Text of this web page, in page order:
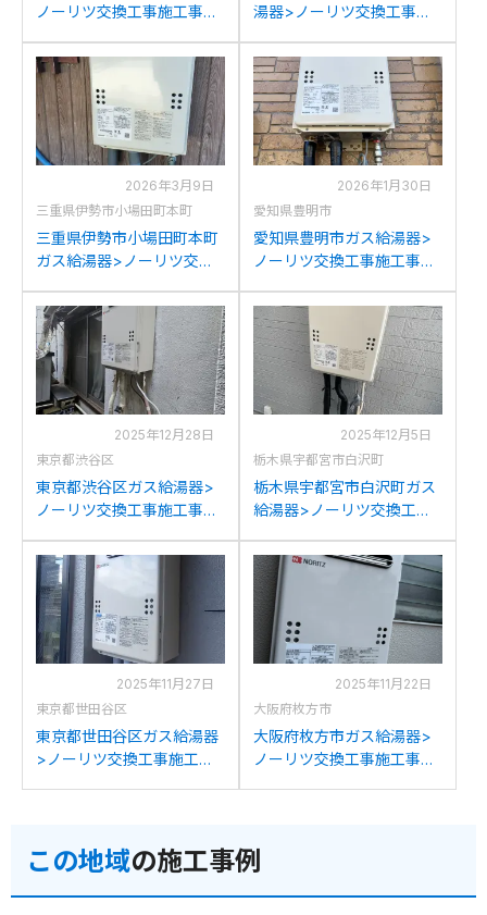
ノーリツ交換工事施工事
からノーリツGQ-2039WS-
1への交換
湯器>ノーリツ交換工事施
2012WEからノーリツGQ-
2039WS-1への交換
2026年3月9日
三重県伊勢市小場田町本町
三重県伊勢市小場田町本町
ガス給湯器>ノーリツ交換
20SXLからノーリツGQ-
2039WS-1への交換
2026年1月30日
愛知県豊明市
愛知県豊明市ガス給湯器>
ノーリツ交換工事施工事
ーリツGQ-2039WS-1への
交換
2025年12月28日
東京都渋谷区
東京都渋谷区ガス給湯器>
ノーリツ交換工事施工事
からノーリツGQ-2039WS-
1への交換
2025年12月5日
栃木県宇都宮市白沢町
栃木県宇都宮市白沢町ガス
給湯器>ノーリツ交換工事
2000W-1からノーリツGQ-
2039WS-1への交換
2025年11月27日
東京都世田谷区
東京都世田谷区ガス給湯器
>ノーリツ交換工事施工事
2025年11月22日
大阪府枚方市
大阪府枚方市ガス給湯器>
ノーリツ交換工事施工事
この地域の施工事例